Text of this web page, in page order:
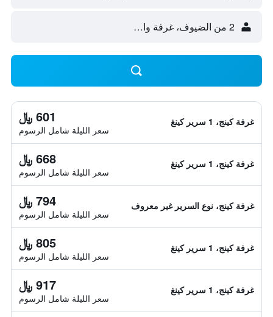
2 من الضيوف، غرفة واحدة
غرفة كينج، 1 سرير كينغ 601 ﷼
سعر الليلة شامل الرسوم
غرفة كينج، 1 سرير كينغ 668 ﷼
سعر الليلة شامل الرسوم
غرفة كينج، نوع السرير غير معروف 794 ﷼
سعر الليلة شامل الرسوم
غرفة كينج، 1 سرير كينغ 805 ﷼
سعر الليلة شامل الرسوم
غرفة كينج، 1 سرير كينغ 917 ﷼
سعر الليلة شامل الرسوم